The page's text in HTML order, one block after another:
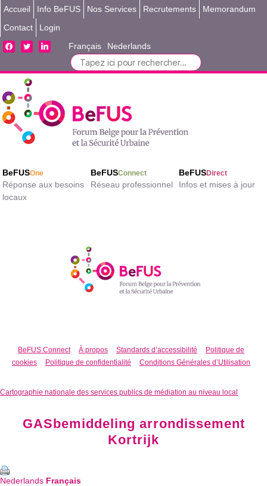
Accueil Info BeFUS Nos Services Recrutements
Memorandum
Contact
Login
facebooktwitterlinkedin Français Nederlands
Search
for:
BeFUSOne
Réponse aux besoins
locaux
BeFUSConnect
Réseau professionnel
BeFUSDirect
Infos et mises à jour
BeFUS Connect À propos Standards d’accessibilité
Politique de
cookies
Politique de confidentialité Conditions Générales d’Utilisation
Cartographie nationale des services publics de médiation au niveau local
GASbemiddeling arrondissement
Kortrijk
Nederlands Français